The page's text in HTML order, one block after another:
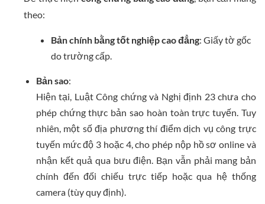
theo:
Bản chính bằng tốt nghiệp cao đẳng: Giấy tờ gốc
do trường cấp.
Bản sao:
Hiện tại, Luật Công chứng và Nghị định 23 chưa cho
phép chứng thực bản sao hoàn toàn trực tuyến. Tuy
nhiên, một số địa phương thí điểm dịch vụ công trực
tuyến mức độ 3 hoặc 4, cho phép nộp hồ sơ online và
nhận kết quả qua bưu điện. Bạn vẫn phải mang bản
chính đến đối chiếu trực tiếp hoặc qua hệ thống
camera (tùy quy định).